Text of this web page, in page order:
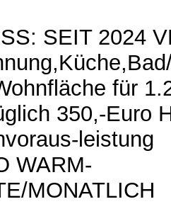
SEIT 2024
für
350,-Euro
leistung
WARM-
MONATLICH